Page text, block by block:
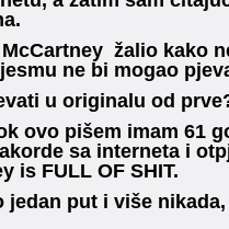
žalio kako
ne bi mogao
u originalu od
ovo pišem imam 61
sa interneta i
is FULL OF SHIT.
put i više